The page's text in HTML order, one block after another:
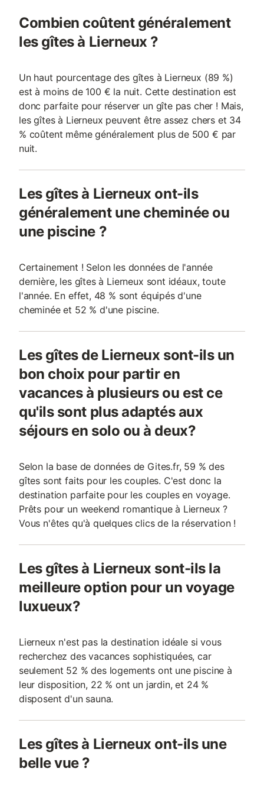
Combien coûtent généralement
les gîtes à Lierneux ?
Un haut pourcentage des gîtes à Lierneux (89 %)
est à moins de 100 € la nuit. Cette destination est
donc parfaite pour réserver un gîte pas cher ! Mais,
les gîtes à Lierneux peuvent être assez chers et 34
% coûtent même généralement plus de 500 € par
nuit.
Les gîtes à Lierneux ont-ils
généralement une cheminée ou
une piscine ?
Certainement ! Selon les données de l'année
dernière, les gîtes à Lierneux sont idéaux, toute
l'année. En effet, 48 % sont équipés d'une
cheminée et 52 % d'une piscine.
Les gîtes de Lierneux sont-ils un
bon choix pour partir en
vacances à plusieurs ou est ce
qu'ils sont plus adaptés aux
séjours en solo ou à deux?
Selon la base de données de Gites.fr, 59 % des
gîtes sont faits pour les couples. C'est donc la
destination parfaite pour les couples en voyage.
Prêts pour un weekend romantique à Lierneux ?
Vous n'êtes qu'à quelques clics de la réservation !
Les gîtes à Lierneux sont-ils la
meilleure option pour un voyage
luxueux?
Lierneux n'est pas la destination idéale si vous
recherchez des vacances sophistiquées, car
seulement 52 % des logements ont une piscine à
leur disposition, 22 % ont un jardin, et 24 %
disposent d'un sauna.
Les gîtes à Lierneux ont-ils une
belle vue ?